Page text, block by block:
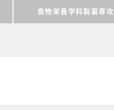
食物栄養学科製菓専攻